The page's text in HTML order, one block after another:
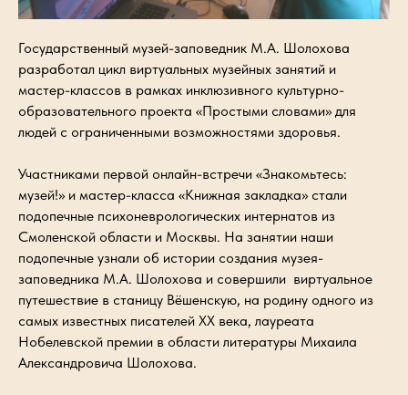
Государственный музей-заповедник М.А. Шолохова
разработал цикл виртуальных музейных занятий и
мастер-классов в рамках инклюзивного культурно-
образовательного проекта «Простыми словами» для
людей с ограниченными возможностями здоровья.
Участниками первой онлайн-встречи «Знакомьтесь:
музей!» и мастер-класса «Книжная закладка» стали
подопечные психоневрологических интернатов из
Смоленской области и Москвы. На занятии наши
подопечные узнали об истории создания музея-
заповедника М.А. Шолохова и совершили виртуальное
путешествие в станицу Вёшенскую, на родину одного из
самых известных писателей XX века, лауреата
Нобелевской премии в области литературы Михаила
Александровича Шолохова.